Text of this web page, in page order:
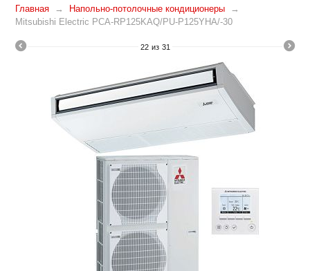
Главная
Напольно-потолочные кондиционеры
Mitsubishi Electric PCA-RP125KAQ/PU-P125YHA/-30
22 из 31